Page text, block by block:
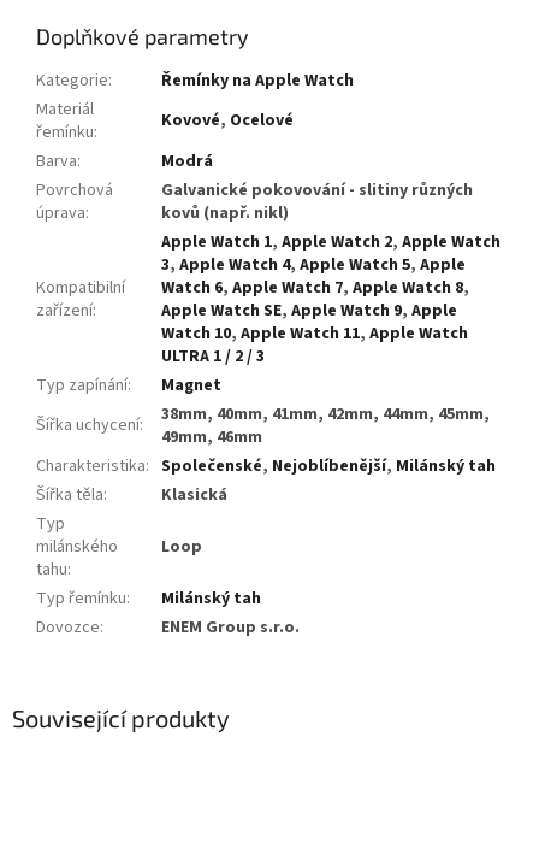
Související produkty
Doplňkové parametry
Kategorie:
Řemínky na Apple Watch
Materiál
řemínku: Kovové, Ocelové
Barva:
Modrá
Povrchová
úprava:
Galvanické pokovování - slitiny různých
kovů (např. nikl)
Kompatibilní
zařízení:
Apple Watch 1, Apple Watch 2, Apple Watch
3, Apple Watch 4, Apple Watch 5, Apple
Watch 6, Apple Watch 7, Apple Watch 8,
Apple Watch SE, Apple Watch 9, Apple
Watch 10, Apple Watch 11, Apple Watch
ULTRA 1 / 2 / 3
Typ zapínání:
Magnet
Šířka uchycení:
38mm, 40mm, 41mm, 42mm, 44mm, 45mm,
49mm, 46mm
Charakteristika: Společenské, Nejoblíbenější, Milánský tah
Šířka těla:
Klasická
Typ
milánského
tahu:
Loop
Typ řemínku:
Milánský tah
Dovozce: ENEM Group s.r.o.